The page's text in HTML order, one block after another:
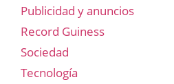
Publicidad y anuncios
Record Guiness
Sociedad
Tecnología